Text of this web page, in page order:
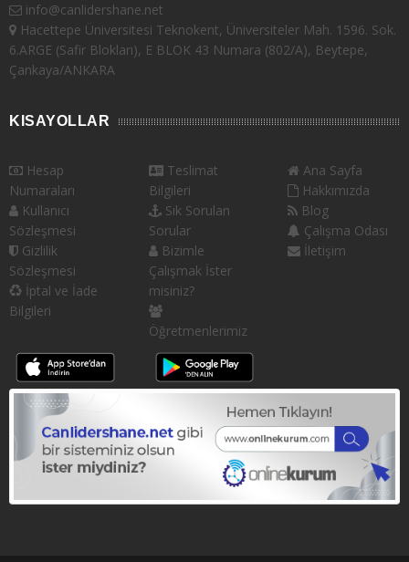
info@canlidershane.net
Hacettepe Üniversitesi Teknokent, Üniversiteler Mah. 1596. Sok.
6.ARGE (Safir Blokları), E BLOK 43 Numara (802/A), Beytepe,
Çankaya/ANKARA
KISAYOLLAR
Hesap
Numaraları
Kullanıcı
Sözleşmesi
Gizlilik
Sözleşmesi
İptal ve İade
Bilgileri
Teslimat
Bilgileri
Sık Sorulan
Sorular
Bizimle
Çalışmak İster
misiniz?
Öğretmenlerimiz
Ana Sayfa
Hakkımızda
Blog
Çalışma Odası
İletişim